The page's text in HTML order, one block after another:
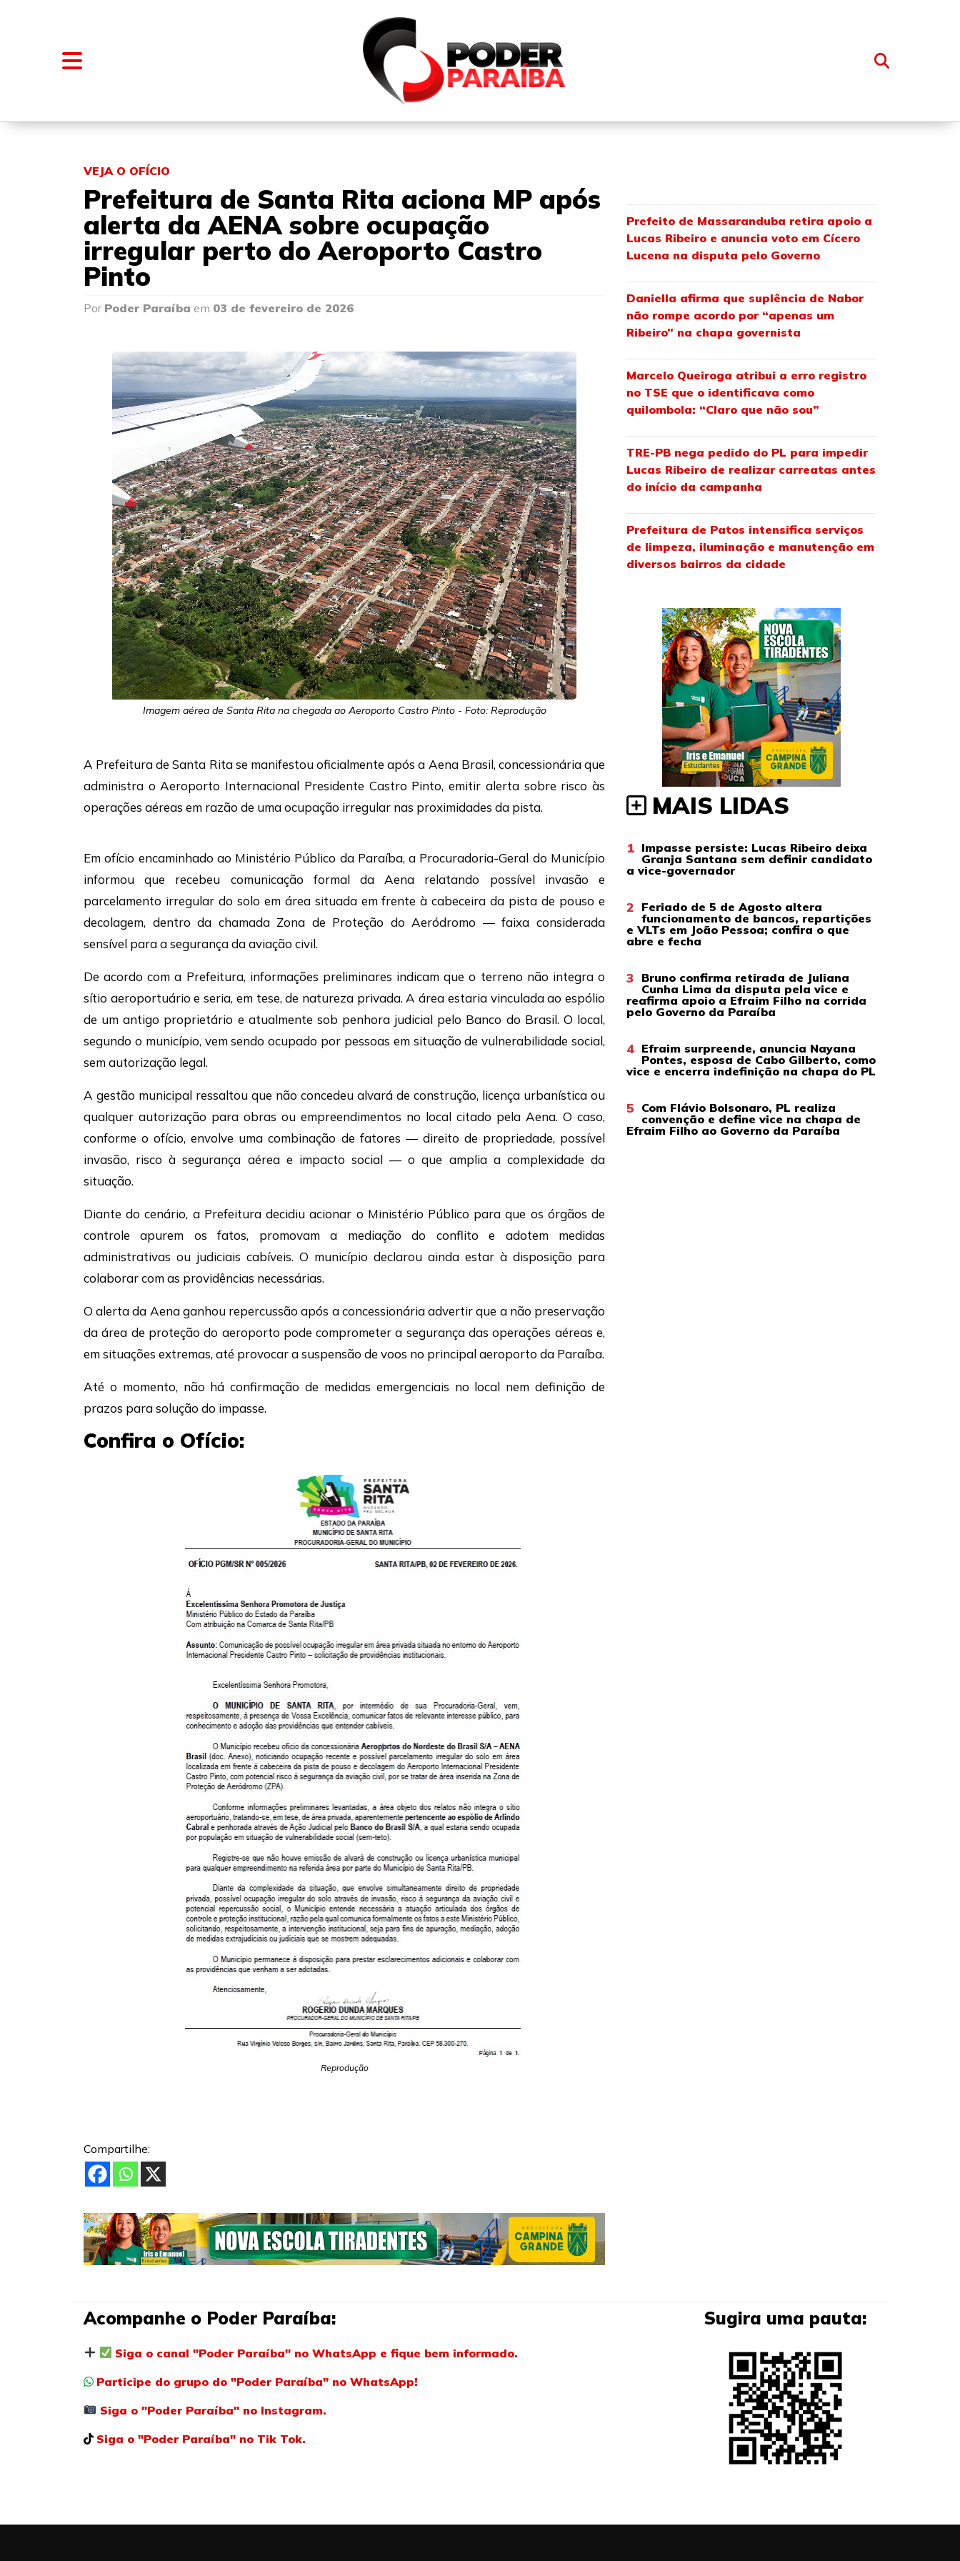
FALE CONOSCO
VEJA O OFÍCIO
Prefeitura de Santa Rita aciona MP após
alerta da AENA sobre ocupação
irregular perto do Aeroporto Castro
Pinto
Por Poder Paraíba em 03 de fevereiro de 2026
Imagem aérea de Santa Rita na chegada ao Aeroporto Castro Pinto - Foto: Reprodução
A Prefeitura de Santa Rita se manifestou oficialmente após a Aena Brasil, concessionária que
administra o Aeroporto Internacional Presidente Castro Pinto, emitir alerta sobre risco às
operações aéreas em razão de uma ocupação irregular nas proximidades da pista.
Em ofício encaminhado ao Ministério Público da Paraíba, a Procuradoria-Geral do Município
informou que recebeu comunicação formal da Aena relatando possível invasão e
parcelamento irregular do solo em área situada em frente à cabeceira da pista de pouso e
decolagem, dentro da chamada Zona de Proteção do Aeródromo — faixa considerada
sensível para a segurança da aviação civil.
De acordo com a Prefeitura, informações preliminares indicam que o terreno não integra o
sítio aeroportuário e seria, em tese, de natureza privada. A área estaria vinculada ao espólio
de um antigo proprietário e atualmente sob penhora judicial pelo Banco do Brasil. O local,
segundo o município, vem sendo ocupado por pessoas em situação de vulnerabilidade social,
sem autorização legal.
A gestão municipal ressaltou que não concedeu alvará de construção, licença urbanística ou
qualquer autorização para obras ou empreendimentos no local citado pela Aena. O caso,
conforme o ofício, envolve uma combinação de fatores — direito de propriedade, possível
invasão, risco à segurança aérea e impacto social — o que amplia a complexidade da
situação.
Diante do cenário, a Prefeitura decidiu acionar o Ministério Público para que os órgãos de
controle apurem os fatos, promovam a mediação do conflito e adotem medidas
administrativas ou judiciais cabíveis. O município declarou ainda estar à disposição para
colaborar com as providências necessárias.
O alerta da Aena ganhou repercussão após a concessionária advertir que a não preservação
da área de proteção do aeroporto pode comprometer a segurança das operações aéreas e,
em situações extremas, até provocar a suspensão de voos no principal aeroporto da Paraíba.
Até o momento, não há confirmação de medidas emergenciais no local nem definição de
prazos para solução do impasse.
Confira o Ofício:
Reprodução
Compartilhe:
Prefeito de Massaranduba retira apoio a
Lucas Ribeiro e anuncia voto em Cícero
Lucena na disputa pelo Governo
Daniella afirma que suplência de Nabor
não rompe acordo por “apenas um
Ribeiro” na chapa governista
Marcelo Queiroga atribui a erro registro
no TSE que o identificava como
quilombola: “Claro que não sou”
TRE-PB nega pedido do PL para impedir
Lucas Ribeiro de realizar carreatas antes
do início da campanha
Prefeitura de Patos intensifica serviços
de limpeza, iluminação e manutenção em
diversos bairros da cidade
MAIS LIDAS
1 Impasse persiste: Lucas Ribeiro deixa
Granja Santana sem definir candidato
a vice-governador
2 Feriado de 5 de Agosto altera
funcionamento de bancos, repartições
e VLTs em João Pessoa; confira o que
abre e fecha
3 Bruno confirma retirada de Juliana
Cunha Lima da disputa pela vice e
reafirma apoio a Efraim Filho na corrida
pelo Governo da Paraíba
4 Efraim surpreende, anuncia Nayana
Pontes, esposa de Cabo Gilberto, como
vice e encerra indefinição na chapa do PL
5 Com Flávio Bolsonaro, PL realiza
convenção e define vice na chapa de
Efraim Filho ao Governo da Paraíba
Acompanhe o Poder Paraíba:
Siga o canal "Poder Paraíba" no WhatsApp e fique bem informado.
Participe do grupo do "Poder Paraíba" no WhatsApp!
Siga o "Poder Paraíba" no Instagram.
Siga o "Poder Paraíba" no Tik Tok.
Sugira uma pauta: